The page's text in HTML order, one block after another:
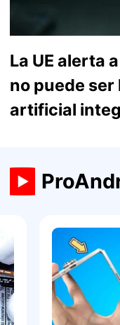
La UE alerta
no puede
artificial